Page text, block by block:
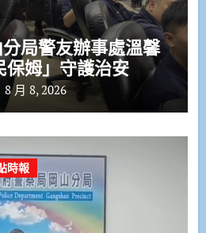
局警友辦事處溫馨
民保姆」守護治安
8 月 8, 2026
時報